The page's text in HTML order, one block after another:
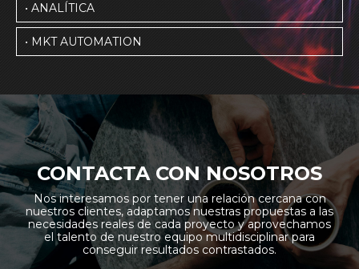
• ANALÍTICA
• MKT AUTOMATION
CONTACTA CON NOSOTROS
Nos interesamos por tener una relación cercana con
nuestros clientes, adaptamos nuestras propuestas a las
necesidades reales de cada proyecto y aprovechamos
el talento de nuestro equipo multidisciplinar para
conseguir resultados contrastados.